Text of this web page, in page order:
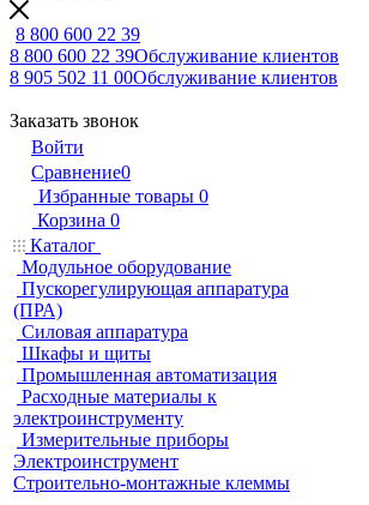
8 800 600 22 39
8 800 600 22 39Обслуживание клиентов
8 905 502 11 00Обслуживание клиентов
Заказать звонок
Войти
Сравнение0
Избранные товары 0
Корзина 0
Каталог
Модульное оборудование
Пускорегулирующая аппаратура
(ПРА)
Силовая аппаратура
Шкафы и щиты
Промышленная автоматизация
Расходные материалы к
электроинструменту
Измерительные приборы
Электроинструмент
Строительно-монтажные клеммы